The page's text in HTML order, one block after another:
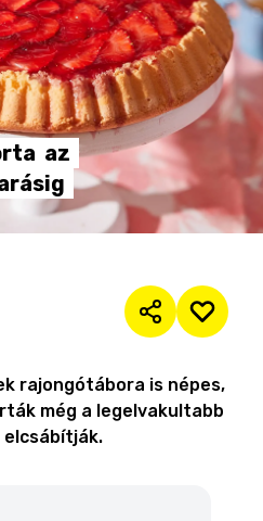
az
rajongótábora is népes,
még a legelvakultabb